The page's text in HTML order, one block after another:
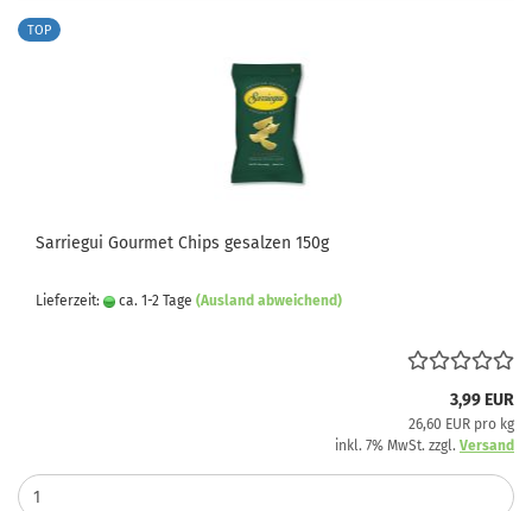
TOP
Sarriegui Gourmet Chips gesalzen 150g
Lieferzeit: ca. 1-2 Tage (Ausland abweichend)
3,99 EUR
26,60 EUR pro kg
inkl. 7% MwSt. zzgl. Versand